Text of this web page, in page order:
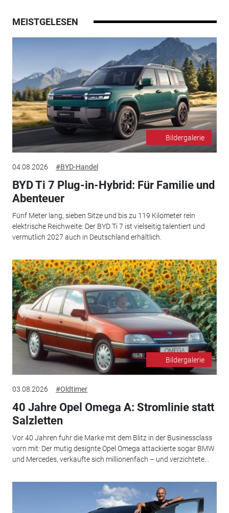
MEISTGELESEN
Bildergalerie
04.08.2026 #BYD-Handel
BYD Ti 7 Plug-in-Hybrid: Für Familie und
Abenteuer
Fünf Meter lang, sieben Sitze und bis zu 119 Kilometer rein
elektrische Reichweite: Der BYD Ti 7 ist vielseitig talentiert und
vermutlich 2027 auch in Deutschland erhältlich.
Bildergalerie
03.08.2026 #Oldtimer
40 Jahre Opel Omega A: Stromlinie statt
Salzletten
Vor 40 Jahren fuhr die Marke mit dem Blitz in der Businessclass
vorn mit: Der mutig designte Opel Omega attackierte sogar BMW
und Mercedes, verkaufte sich millionenfach – und verzichtete...